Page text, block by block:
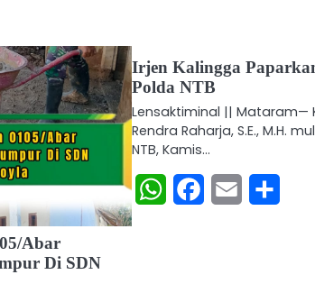
Abar
Di SDN
Irjen Kalingga
Polda NTB
Lensaktiminal || Mataram—
Rendra Raharja, S.E., M.H.
NTB, Kamis…
WhatsAppFacebook
Email